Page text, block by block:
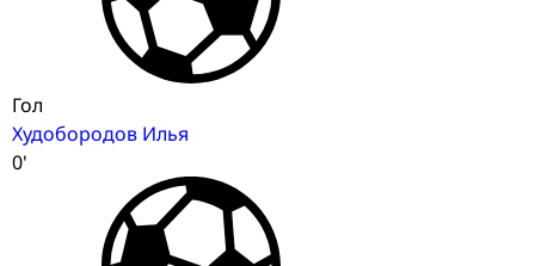
Гол
Худобородов Илья
0'